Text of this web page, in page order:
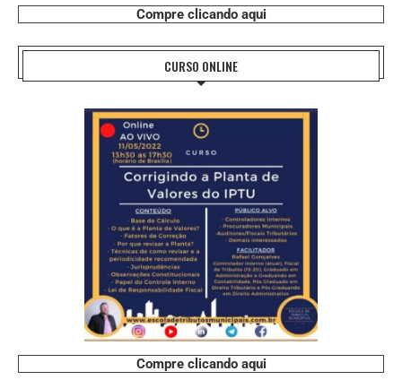
Compre clicando aqui
CURSO ONLINE
Compre clicando aqui